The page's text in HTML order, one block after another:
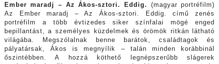
Ember maradj – Az Ákos-sztori. Eddig. (magyar portréfilm)
Az Ember maradj – Az Ákos-sztori. Eddig. című zenés
portréfilm a több évtizedes siker színfalai mögé enged
bepillantást, a személyes küzdelmek és örömök ritkán látható
világába. Megszólalnak benne barátok, családtagok és
pályatársak, Ákos is megnyílik – talán minden korábbinál
őszintébben. A hozzá köthető legnépszerűbb slágerek